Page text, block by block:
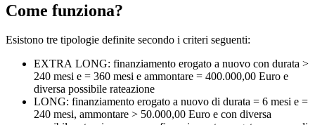
Come funziona?
Esistono tre tipologie definite secondo i criteri seguenti:
EXTRA LONG: finanziamento erogato a nuovo con durata >
240 mesi e = 360 mesi e ammontare = 400.000,00 Euro e
diversa possibile rateazione
LONG: finanziamento erogato a nuovo di durata = 6 mesi e =
240 mesi, ammontare > 50.000,00 Euro e con diversa